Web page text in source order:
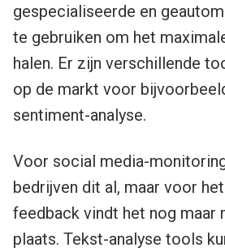
gespecialiseerde en
te gebruiken om het
halen. Er zijn verschillende
op de markt voor
sentiment-analyse.
Voor social media-
bedrijven dit al, maar voor
feedback vindt het nog maar
plaats. Tekst-analyse tools